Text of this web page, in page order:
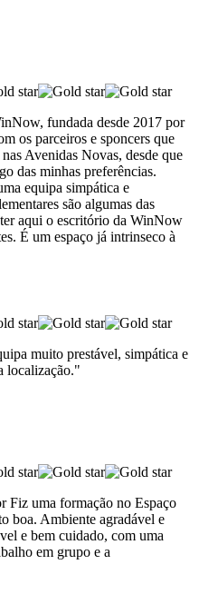
fundada desde 2017 por
os parceiros e sponcers que
Avenidas Novas, desde que
das minhas preferências.
equipa simpática e
são algumas das
aqui o escritório da WinNow
É um espaço já intrinseco à
muito prestável, simpática e
localização."
Fiz uma formação no Espaço
boa. Ambiente agradável e
e bem cuidado, com uma
em grupo e a